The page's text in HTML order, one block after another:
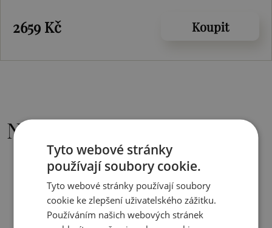
2659 Kč Koupit
Nejoblíbenější
Tyto webové stránky
používají soubory cookie.
Tyto webové stránky používají soubory
cookie ke zlepšení uživatelského zážitku.
Používáním našich webových stránek